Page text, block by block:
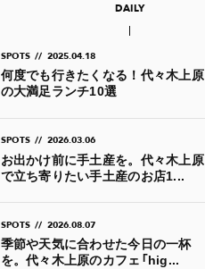
DAILY
SPOTS // 2025.04.18
何度でも行きたくなる！代々木上原
の大満足ランチ10選
SPOTS // 2026.03.06
お出かけ前に手土産を。代々木上原
で立ち寄りたい手土産のお店1...
SPOTS // 2026.08.07
季節や天気に合わせた今日の一杯
を。代々木上原のカフェ「hig...